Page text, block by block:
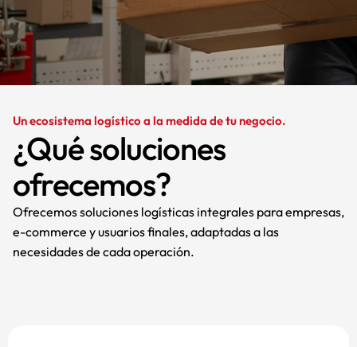
Un ecosistema logístico a la medida de tu negocio.
¿Qué soluciones
ofrecemos?
Ofrecemos soluciones logísticas integrales para empresas,
e-commerce y usuarios finales, adaptadas a las
necesidades de cada operación.